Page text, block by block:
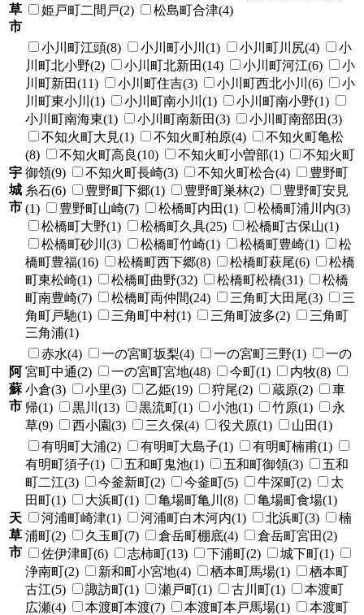
草
市
姫戸町二間戸(2)
松島町合津(4)
宇
城
市
小川町江頭(8) 小川町小川(1) 小川町川尻(4)
小
川町北小野(2)
小川町北新田(14) 小川町河江(6)
小
川町新田(11)
小川町住吉(3) 小川町西北小川(6)
小
川町東小川(1)
小川町南小川(1)
小川町南小野(1)
小川町南海東(1)
小川町南新田(3)
小川町南部田(3)
不知火町大見(1)
不知火町柏原(4)
不知火町亀松
(8)
不知火町高良(10) 不知火町小曽部(1)
不知火町
御領(9)
不知火町長崎(3) 不知火町松合(4)
豊野町
糸石(6)
豊野町下郷(1) 豊野町巣林(2)
豊野町安見
(1)
豊野町山崎(7) 松橋町内田(1)
松橋町浦川内(3)
松橋町大野(1)
松橋町久具(25)
松橋町古保山(1)
松橋町砂川(3)
松橋町竹崎(1) 松橋町豊崎(1)
松
橋町豊福(16)
松橋町西下郷(8) 松橋町萩尾(6)
松橋
町東松崎(1)
松橋町曲野(32) 松橋町松橋(31)
松橋
町南豊崎(7)
松橋町両仲間(24) 三角町大田尾(3)
三
角町戸馳(1)
三角町中村(1) 三角町波多(2)
三角町
三角浦(1)
阿
蘇
市
赤水(4) 一の宮町坂梨(4) 一の宮町三野(1)
一の
宮町中通(2)
一の宮町宮地(48) 今町(1)
内牧(8)
小倉(3)
小里(3) 乙姫(19) 狩尾(2) 蔵原(2)
車
帰(1)
黒川(13) 黒流町(1) 小池(1) 竹原(1)
永
草(9)
西小園(3) 三久保(4) 役犬原(1) 山田(1)
天
草
市
有明町大浦(2) 有明町大島子(1)
有明町楠甫(1)
有明町須子(1)
五和町鬼池(1) 五和町御領(3)
五和
町二江(3)
今釜新町(2) 今釜町(5) 牛深町(2)
太
田町(1)
大浜町(1) 亀場町亀川(8)
亀場町食場(1)
河浦町崎津(1)
河浦町白木河内(1) 北浜町(3)
楠
浦町(2)
久玉町(7) 倉岳町棚底(4)
倉岳町宮田(2)
佐伊津町(6)
志柿町(13) 下浦町(2)
城下町(1)
浄南町(2)
新和町小宮地(4) 栖本町馬場(1)
栖本町
古江(5)
諏訪町(1) 瀬戸町(1) 古川町(1)
本渡町
広瀬(4)
本渡町本渡(7) 本渡町本戸馬場(1)
本渡町